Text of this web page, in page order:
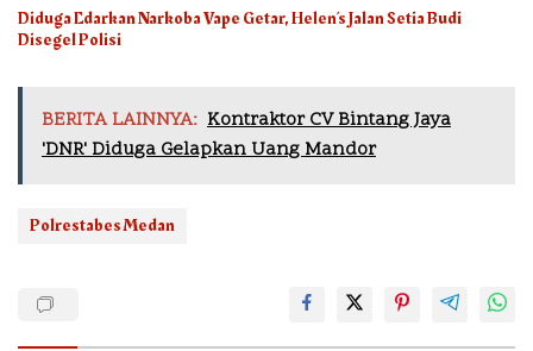
Diduga Edarkan Narkoba Vape Getar, Helen’s Jalan Setia Budi
Disegel Polisi
BERITA LAINNYA: Kontraktor CV Bintang Jaya
'DNR' Diduga Gelapkan Uang Mandor
Polrestabes Medan